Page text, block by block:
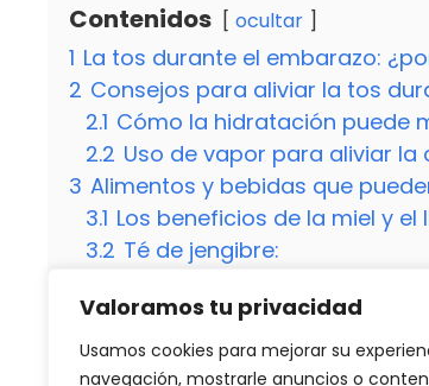
Valoramos tu privacidad
Usamos cookies para mejorar su
navegación, mostrarle anuncios o
Contenidos ocultar
1 La tos durante el embarazo:
2 Consejos para aliviar la tos
2.1 Cómo la hidratación puede
2.2 Uso de vapor para aliviar la
3 Alimentos y bebidas que
3.1 Los beneficios de la miel y el
3.2 Té de jengibre:
Remedios naturales para la
5 Consultar con un profesional de
5.1 ¿Es seguro tomar jarabes
5.2 ¿La tos durante el